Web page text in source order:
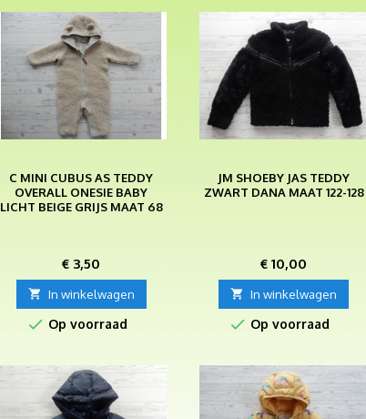
C MINI CUBUS AS TEDDY
OVERALL ONESIE BABY
LICHT BEIGE GRIJS MAAT 68
Prijs
€ 3,50
 In winkelwagen
 Op voorraad
JM SHOEBY JAS TEDDY
ZWART DANA MAAT 122-128
Prijs
€ 10,00
 In winkelwagen
 Op voorraad